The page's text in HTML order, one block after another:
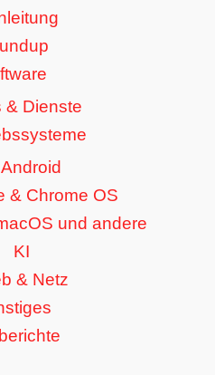
& Dienste
Android
& Chrome OS
und andere
KI
& Netz